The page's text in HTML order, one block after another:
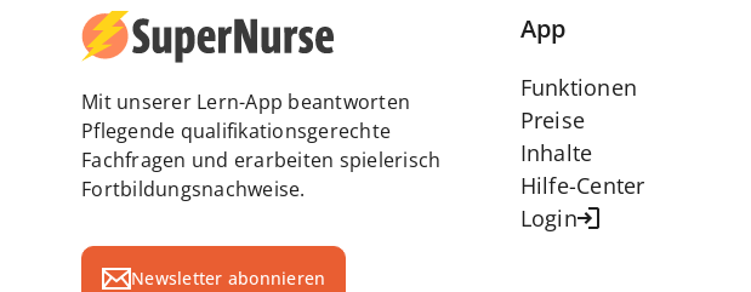
Mit unserer Lern-App beantworten
Pflegende qualifikationsgerechte
Fachfragen und erarbeiten spielerisch
Fortbildungsnachweise.
Newsletter abonnieren
App
Funktionen
Preise
Inhalte
Hilfe-Center
Login